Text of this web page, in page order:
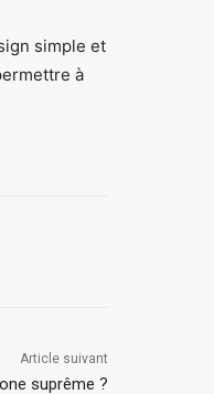
simple et
à
Article suivant
suprême ?